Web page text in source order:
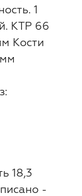
1
КТР 66
Кости
18,3
-